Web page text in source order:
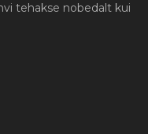
tehakse nobedalt kui